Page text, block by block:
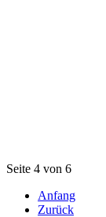
Seite 4 von 6
Anfang
Zurück